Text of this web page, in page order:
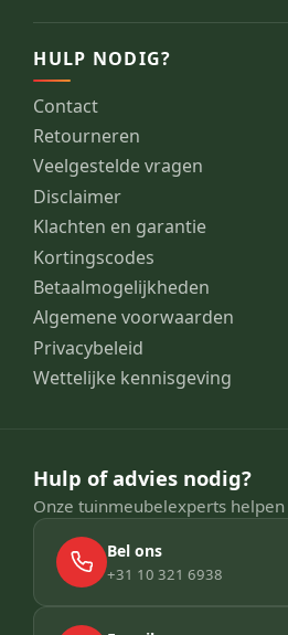
HULP NODIG?
Contact
Retourneren
Veelgestelde vragen
Disclaimer
Klachten en garantie
Kortingscodes
Betaalmogelijkheden
Algemene voorwaarden
Privacybeleid
Wettelijke kennisgeving
Hulp of advies nodig?
Onze tuinmeubelexperts
Bel ons
+31 10 321 6938